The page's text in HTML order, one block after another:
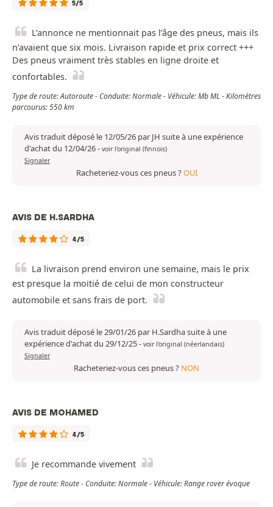
5/5
L’annonce ne mentionnait pas l’âge des pneus, mais ils
n’avaient que six mois. Livraison rapide et prix correct +++
Des pneus vraiment très stables en ligne droite et
confortables.
Type de route: Autoroute - Conduite: Normale - Véhicule: Mb ML - Kilomètres
parcourus: 550 km
Avis traduit déposé le 12/05/26 par JH suite à une expérience
d'achat du 12/04/26- voir l'original (finnois)
Signaler
Racheteriez-vous ces pneus ?OUI
AVIS DE H.SARDHA
4/5
La livraison prend environ une semaine, mais le prix
est presque la moitié de celui de mon constructeur
automobile et sans frais de port.
Avis traduit déposé le 29/01/26 par H.Sardha suite à une
expérience d'achat du 29/12/25- voir l'original (néerlandais)
Signaler
Racheteriez-vous ces pneus ? NON
AVIS DE MOHAMED
4/5
Je recommande vivement
Type de route: Route - Conduite: Normale - Véhicule: Range rover évoque